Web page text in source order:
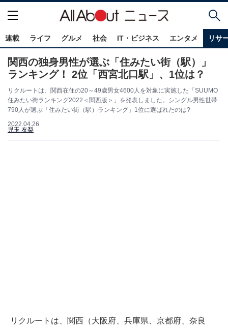
連載 ライフ グルメ 社会 IT・ビジネス エンタメ リサ
関西の独身男性が選ぶ「住みたい街（駅）」
ランキング！ 2位「西宮北口駅」、1位は？
リクルートは、関西在住の20～49歳男女4600人を対象に実施した「SUUMO
住みたい街ランキング2022＜関西版＞」を発表しました。シングル男性世帯
790人が選ぶ「住みたい街（駅）ランキング」1位に選ばれたのは?
2022.04.26
児玉 友梨
リクルートは、関西（大阪府、兵庫県、京都府、奈良